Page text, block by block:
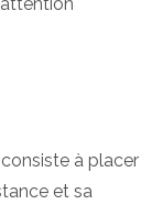
à placer
et sa